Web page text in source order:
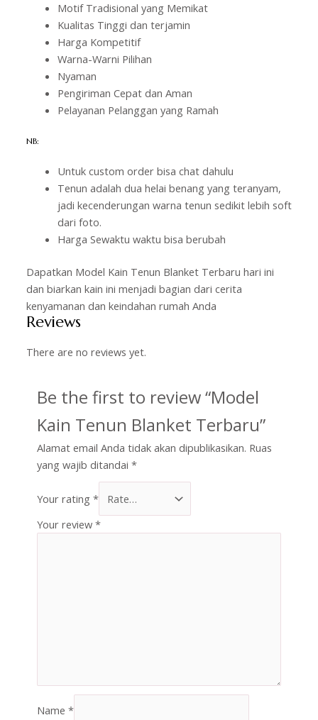
Motif Tradisional yang Memikat
Kualitas Tinggi dan terjamin
Harga Kompetitif
Warna-Warni Pilihan
Nyaman
Pengiriman Cepat dan Aman
Pelayanan Pelanggan yang Ramah
NB:
Untuk custom order bisa chat dahulu
Tenun adalah dua helai benang yang teranyam,
jadi kecenderungan warna tenun sedikit lebih soft
dari foto.
Harga Sewaktu waktu bisa berubah
Dapatkan Model Kain Tenun Blanket Terbaru hari ini
dan biarkan kain ini menjadi bagian dari cerita
kenyamanan dan keindahan rumah Anda
Reviews
There are no reviews yet.
Be the first to review “Model
Kain Tenun Blanket Terbaru”
Alamat email Anda tidak akan dipublikasikan. Ruas
yang wajib ditandai *
Your rating *
Your review *
Name *